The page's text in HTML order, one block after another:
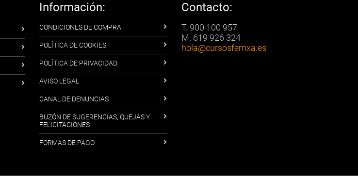
Información:
CONDICIONES DE COMPRA
POLÍTICA DE COOKIES
POLÍTICA DE PRIVACIDAD
AVISO LEGAL
CANAL DE DENUNCIAS
BUZÓN DE SUGERENCIAS, QUEJAS Y
FELICITACIONES
FORMAS DE PAGO
Contacto:
T. 900 100 957
M. 619 926 324
hola@cursosfemxa.es